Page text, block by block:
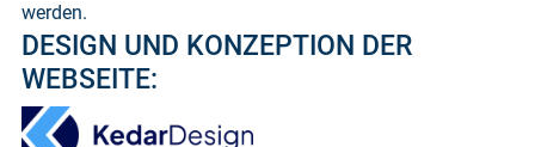
werden.
DESIGN UND KONZEPTION DER
WEBSEITE: